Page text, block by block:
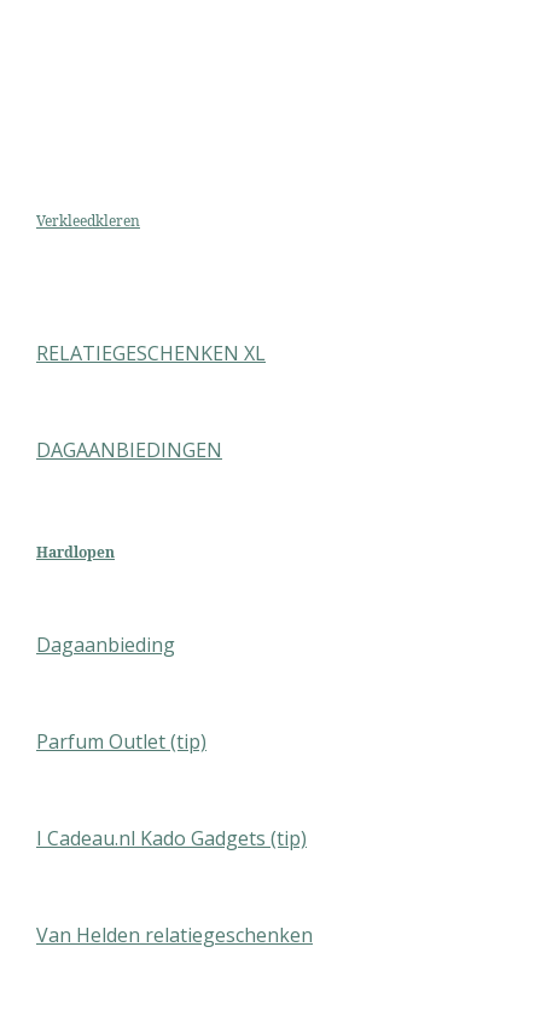
Verkleedkleren
RELATIEGESCHENKEN XL
DAGAANBIEDINGEN
Hardlopen
Dagaanbieding
Parfum Outlet (tip)
I Cadeau.nl Kado Gadgets (tip)
Van Helden relatiegeschenken